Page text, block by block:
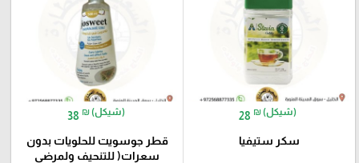
28 ₪ (شيكل)
سكر ستيفيا
38 ₪ (شيكل)
قطر جوسويت للحلويات بدون
سعرات( للتنحيف ولمرضى